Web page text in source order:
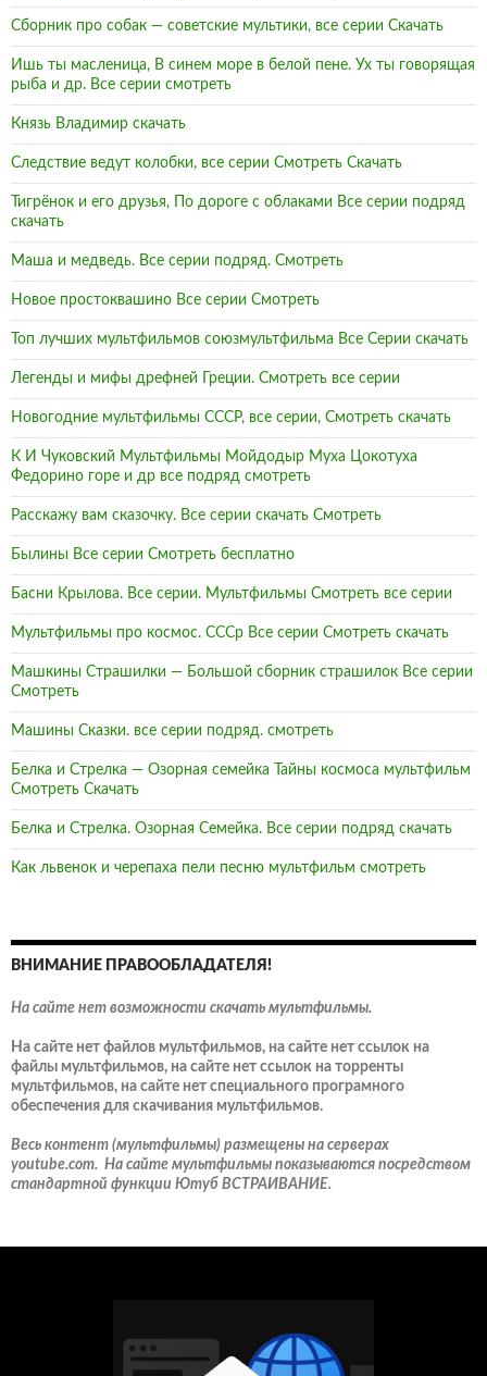
Сборник про собак — советские мультики, все серии Скачать
Ишь ты масленица, В синем море в белой пене. Ух ты говорящая
рыба и др. Все серии смотреть
Князь Владимир скачать
Следствие ведут колобки, все серии Смотреть Скачать
Тигрёнок и его друзья, По дороге с облаками Все серии подряд
скачать
Маша и медведь. Все серии подряд. Смотреть
Новое простоквашино Все серии Смотреть
Топ лучших мультфильмов союзмультфильма Все Серии скачать
Легенды и мифы дрефней Греции. Смотреть все серии
Новогодние мультфильмы СССР, все серии, Смотреть скачать
К И Чуковский Мультфильмы Мойдодыр Муха Цокотуха
Федорино горе и др все подряд смотреть
Расскажу вам сказочку. Все серии скачать Смотреть
Былины Все серии Смотреть бесплатно
Басни Крылова. Все серии. Мультфильмы Смотреть все серии
Мультфильмы про космос. СССр Все серии Смотреть скачать
Машкины Страшилки — Большой сборник страшилок Все серии
Смотреть
Машины Сказки. все серии подряд. смотреть
Белка и Стрелка — Озорная семейка Тайны космоса мультфильм
Смотреть Скачать
Белка и Стрелка. Озорная Семейка. Все серии подряд скачать
Как львенок и черепаха пели песню мультфильм смотреть
ВНИМАНИЕ ПРАВООБЛАДАТЕЛЯ!
На сайте нет возможности скачать мультфильмы.
На сайте нет файлов мультфильмов, на сайте нет ссылок на
файлы мультфильмов, на сайте нет ссылок на торренты
мультфильмов, на сайте нет специального програмного
обеспечения для скачивания мультфильмов.
Весь контент (мультфильмы) размещены на серверах
youtube.com. На сайте мультфильмы показываются посредством
стандартной функции Ютуб ВСТРАИВАНИЕ.